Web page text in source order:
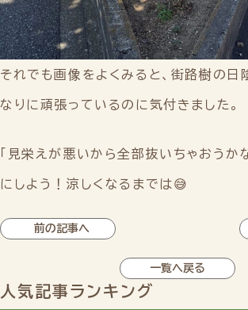
それでも画像をよくみると、街路樹の日
なりに頑張っているのに気付きました。
「見栄えが悪いから全部抜いちゃおうか
にしよう！涼しくなるまでは😅
前の記事へ
一覧へ戻る
人気記事ランキング